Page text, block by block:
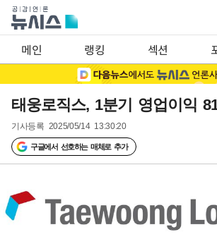
메인 랭킹 섹션
태웅로직스, 1분기 영업이익
기사등록 2025/05/14 13:30:20
구글에서 선호하는 매체로 추가